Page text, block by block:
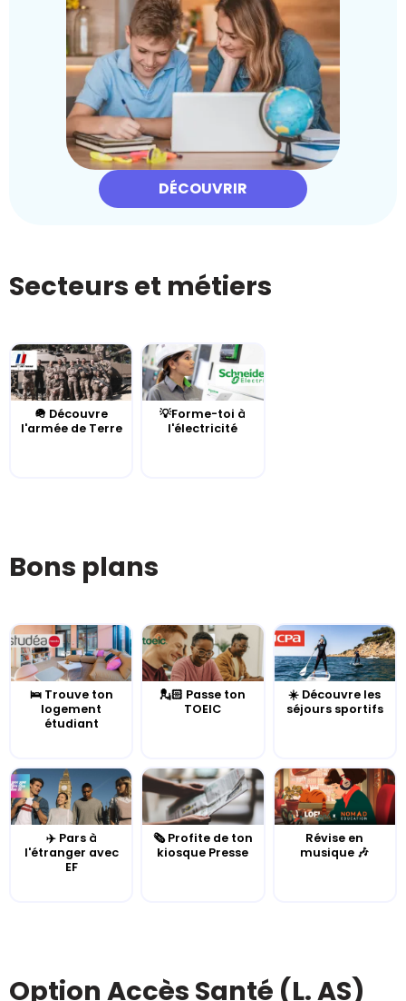
DÉCOUVRIR
Secteurs et métiers
🪖 Découvre
l'armée de Terre
💡Forme-toi à
l'électricité
Bons plans
🛌 Trouve ton
logement
étudiant
💂🏻 Passe ton
TOEIC
☀️ Découvre les
séjours sportifs
✈️ Pars à
l'étranger avec
EF
🗞️ Profite de ton
kiosque Presse
Révise en
musique 🎶
Option Accès Santé (L. AS)